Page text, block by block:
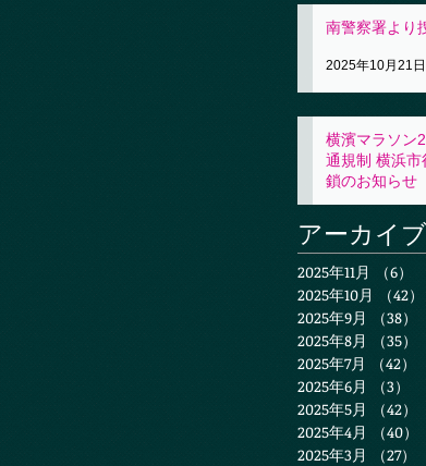
南警察署より
2025年10月21日
横濱マラソン
通規制 横浜市
鎖のお知らせ
アーカイブ
2025年11月 （6）
2025年10月
（42）
2025年9月
（38）
2025年8月
（35）
2025年7月
（42）
2025年6月
（3）
2025年5月
（42）
2025年4月
（40）
2025年3月
（27）